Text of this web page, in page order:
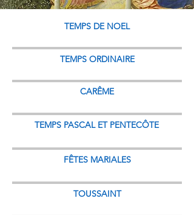
TEMPS DE NOEL
TEMPS ORDINAIRE
CARÊME
TEMPS PASCAL ET PENTECÔTE
FÊTES MARIALES
TOUSSAINT